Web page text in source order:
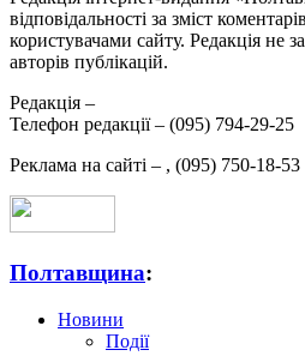
відповідальності за зміст
користувачами сайту. Редакція не
авторів публікацій.
Редакція –
Телефон редакції – (095) 794-29-25
Реклама на сайті – , (095) 750-18-53
Полтавщина:
Новини
Події